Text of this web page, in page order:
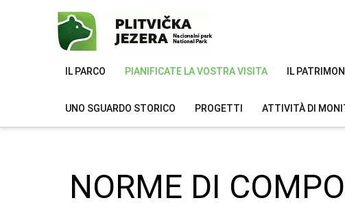
IL PARCO PIANIFICATE LA VOSTRA VISITA IL
UNO SGUARDO STORICO PROGETTI ATTIVITÀ DI
NORME DI